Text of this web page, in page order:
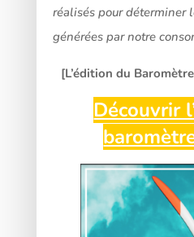
réalisés pour déterminer
générées par notre
[L’édition du
Découvrir